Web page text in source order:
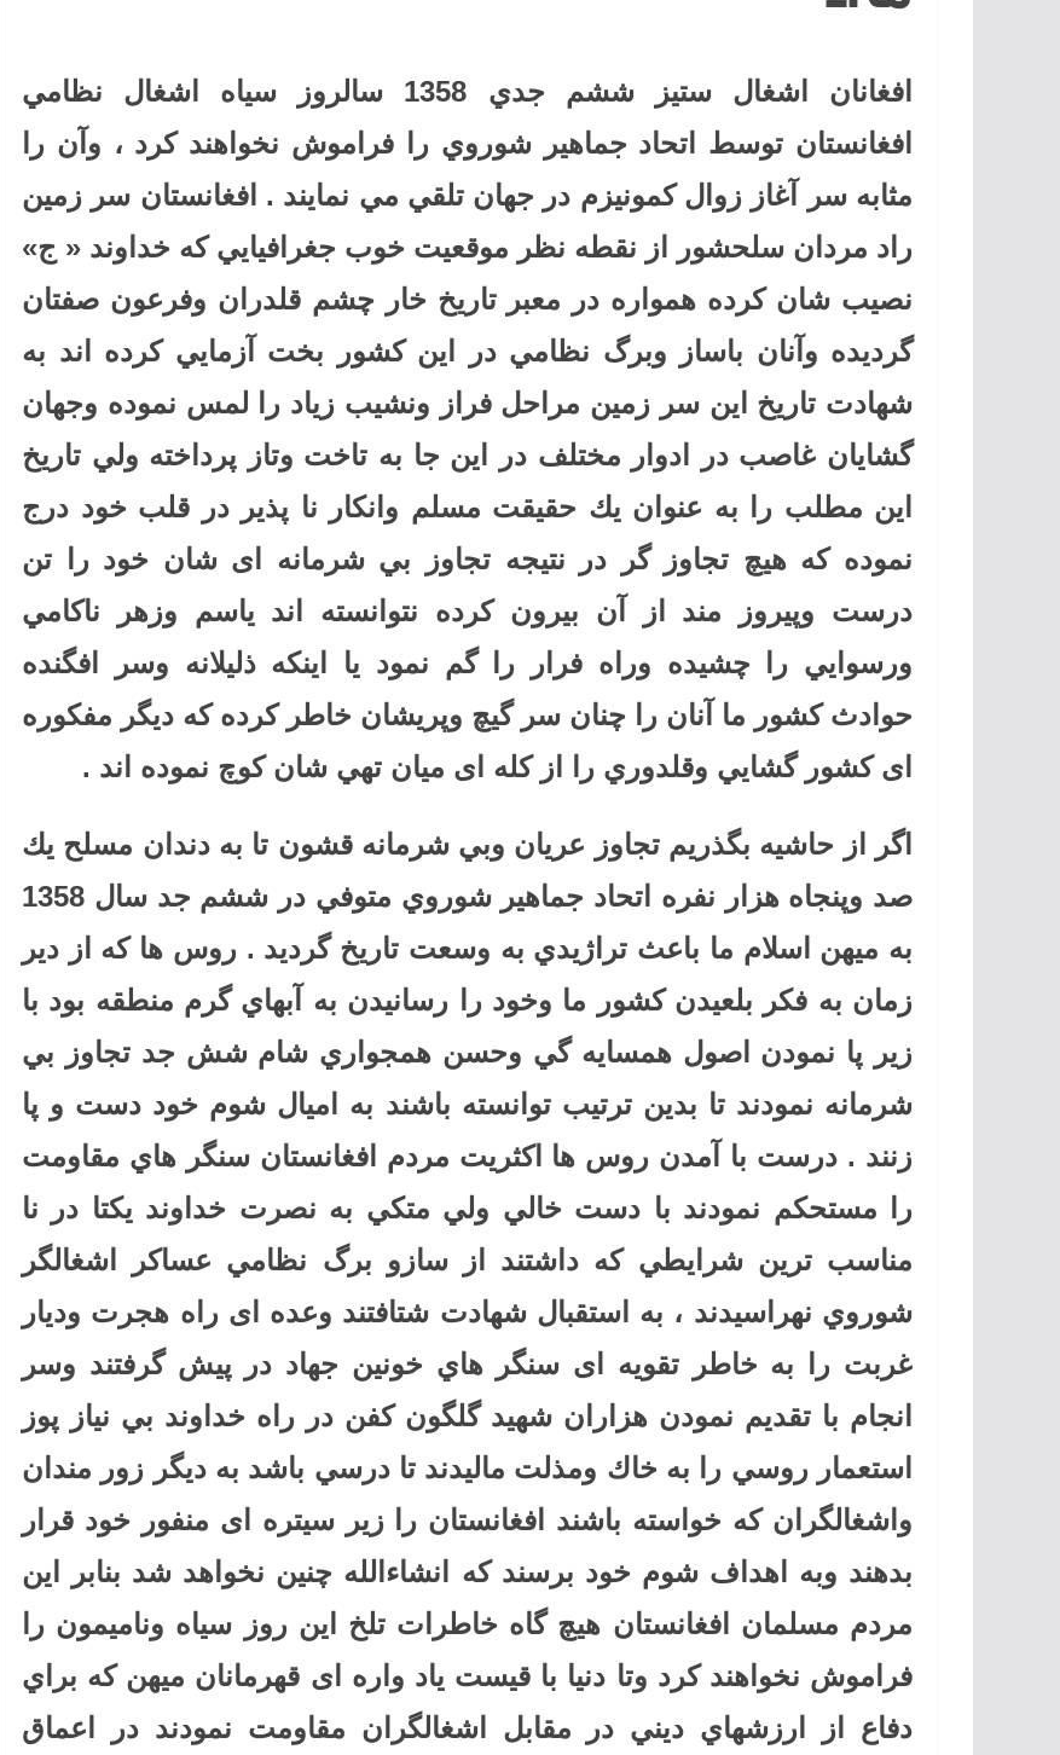
افغانان اشغال ستيز ششم جدي 1358 سالروز سياه اشغال نظامي
افغانستان توسط اتحاد جماهير شوروي را فراموش نخواهند كرد ، وآن را
مثابه سر آغاز زوال كمونيزم در جهان تلقي مي نمايند . افغانستان سر زمين
راد مردان سلحشور از نقطه نظر موقعيت خوب جغرافيايي كه خداوند « ج»
نصيب شان كرده همواره در معبر تاريخ خار چشم قلدران وفرعون صفتان
گرديده وآنان باساز وبرگ نظامي در اين كشور بخت آزمايي كرده اند به
شهادت تاريخ اين سر زمين مراحل فراز ونشيب زياد را لمس نموده وجهان
گشايان غاصب در ادوار مختلف در اين جا به تاخت وتاز پرداخته ولي تاريخ
اين مطلب را به عنوان يك حقيقت مسلم وانكار نا پذير در قلب خود درج
نموده كه هيچ تجاوز گر در نتيجه تجاوز بي شرمانه ای شان خود را تن
درست وپيروز مند از آن بيرون كرده نتوانسته اند ياسم وزهر ناكامي
ورسوايي را چشيده وراه فرار را گم نمود يا اينكه ذليلانه وسر افگنده
حوادث كشور ما آنان را چنان سر گيچ وپريشان خاطر كرده كه ديگر مفكوره
ای كشور گشايي وقلدوري را از كله ای ميان تهي شان كوچ نموده اند .
اگر از حاشيه بگذريم تجاوز عريان وبي شرمانه قشون تا به دندان مسلح يك
صد وپنجاه هزار نفره اتحاد جماهير شوروي متوفي در ششم جد سال 1358
به ميهن اسلام ما باعث تراژيدي به وسعت تاريخ گرديد . روس ها كه از دير
زمان به فكر بلعيدن كشور ما وخود را رسانيدن به آبهاي گرم منطقه بود با
زير پا نمودن اصول همسايه گي وحسن همجواري شام شش جد تجاوز بي
شرمانه نمودند تا بدين ترتيب توانسته باشند به اميال شوم خود دست و پا
زنند . درست با آمدن روس ها اكثريت مردم افغانستان سنگر هاي مقاومت
را مستحكم نمودند با دست خالي ولي متكي به نصرت خداوند يكتا در نا
مناسب ترين شرايطي كه داشتند از سازو برگ نظامي عساكر اشغالگر
شوروي نهراسيدند ، به استقبال شهادت شتافتند وعده ای راه هجرت وديار
غربت را به خاطر تقويه ای سنگر هاي خونين جهاد در پيش گرفتند وسر
انجام با تقديم نمودن هزاران شهيد گلگون كفن در راه خداوند بي نياز پوز
استعمار روسي را به خاك ومذلت ماليدند تا درسي باشد به ديگر زور مندان
واشغالگران كه خواسته باشند افغانستان را زير سيتره ای منفور خود قرار
بدهند وبه اهداف شوم خود برسند كه انشاءالله چنين نخواهد شد بنابر اين
مردم مسلمان افغانستان هيچ گاه خاطرات تلخ اين روز سياه وناميمون را
فراموش نخواهند كرد وتا دنيا با قيست ياد واره ای قهرمانان ميهن كه براي
دفاع از ارزشهاي ديني در مقابل اشغالگران مقاومت نمودند در اعماق